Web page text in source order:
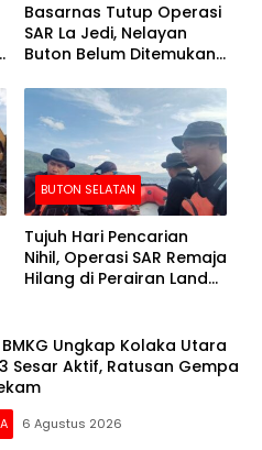
Basarnas Tutup Operasi
SAR La Jedi, Nelayan
Buton Belum Ditemukan
BUTON SELATAN
Tujuh Hari Pencarian
Nihil, Operasi SAR Remaja
Hilang di Perairan Lande
Ungkap Kolaka Utara
Sesar Aktif, Ratusan Gempa
6 Agustus 2026